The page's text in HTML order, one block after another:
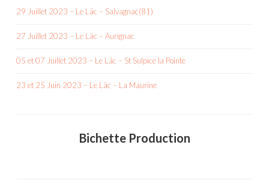
29 Juillet 2023 – Le Läc – Salvagnac(81)
27 Juillet 2023 – Le Läc – Aurignac
05 et 07 Juillet 2023 – Le Läc – St Sulpice la Pointe
23 et 25 Juin 2023 – Le Läc – La Maurine
Bichette Production